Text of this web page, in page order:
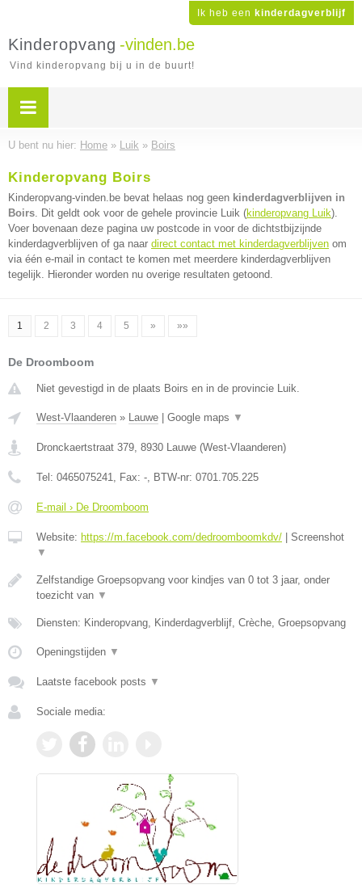
Ik heb een kinderdagverblijf
Kinderopvang -vinden.be
Vind kinderopvang bij u in de buurt!
U bent nu hier: Home » Luik » Boirs
Kinderopvang Boirs
Kinderopvang-vinden.be bevat helaas nog geen kinderdagverblijven in
Boirs. Dit geldt ook voor de gehele provincie Luik (kinderopvang Luik).
Voer bovenaan deze pagina uw postcode in voor de dichtstbijzijnde
kinderdagverblijven of ga naar direct contact met kinderdagverblijven om
via één e-mail in contact te komen met meerdere kinderdagverblijven
tegelijk. Hieronder worden nu overige resultaten getoond.
1 2 3 4 5 » »»
De Droomboom
Niet gevestigd in de plaats Boirs en in de provincie Luik.
West-Vlaanderen » Lauwe Google maps ▼
Dronckaertstraat 379, 8930 Lauwe (West-Vlaanderen)
Tel: 0465075241, Fax: -, BTW-nr: 0701.705.225
E-mail › De Droomboom
Website: https://m.facebook.com/dedroomboomkdv/
Screenshot
▼
Zelfstandige Groepsopvang voor kindjes van 0 tot 3 jaar, onder
toezicht van ▼
Diensten: Kinderopvang, Kinderdagverblijf, Crèche, Groepsopvang
Openingstijden ▼
Laatste facebook posts ▼
Sociale media: